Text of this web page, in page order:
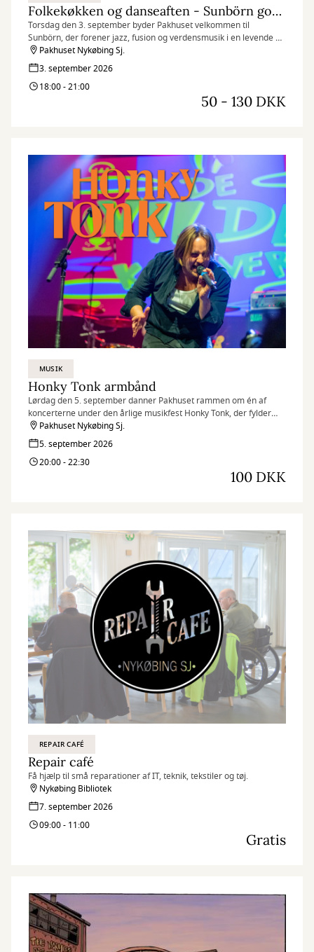
Folkekøkken og danseaften - Sunbörn goes Club! Club!
Torsdag den 3. september byder Pakhuset velkommen til
Sunbörn, der forener jazz, fusion og verdensmusik i en levende og
groovy koncertoplevelse.
Pakhuset Nykøbing Sj.
3. september 2026
18:00 - 21:00
50 - 130 DKK
MUSIK
Honky Tonk armbånd
Lørdag den 5. september danner Pakhuset rammen om én af
koncerterne under den årlige musikfest Honky Tonk, der fylder
Nykøbing Sjælland med livemusik og feststemning. Køb armbånd
til hele festen her.
Pakhuset Nykøbing Sj.
5. september 2026
20:00 - 22:30
100 DKK
REPAIR CAFÉ
Repair café
Få hjælp til små reparationer af IT, teknik, tekstiler og tøj.
Nykøbing Bibliotek
7. september 2026
09:00 - 11:00
Gratis